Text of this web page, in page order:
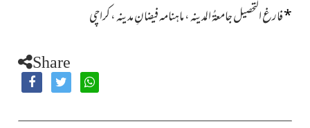
*فارغ التحصیل جامعۃُ المدینہ ، ماہنامہ فیضانِ مدینہ ، کراچی
Share